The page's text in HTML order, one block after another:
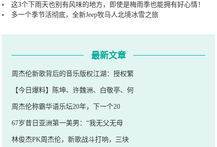
这3个下雨天也别有风味的地方，即使是梅雨季也能拥有好心情！
多一个季节活彻底，全新Jeep牧马人北境冰雪之旅
最新文章
周杰伦新歌背后的音乐版权江湖：授权繁
【今日爆料】陈坤、许魏洲、白敬亭、何
周杰伦称霸华语乐坛20年，下一个20
67岁昔日亚洲第一美男：“我无父无母
林俊杰PK周杰伦，新歌战斗打响，三块